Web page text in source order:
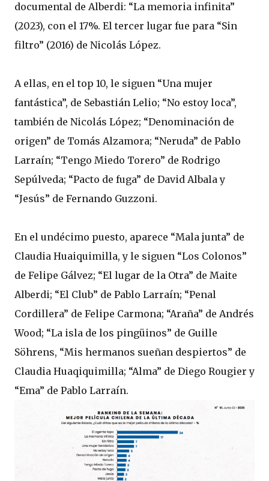
documental de Alberdi: “La memoria infinita”
(2023), con el 17%. El tercer lugar fue para “Sin
filtro” (2016) de Nicolás López.
A ellas, en el top 10, le siguen “Una mujer
fantástica”, de Sebastián Lelio; “No estoy loca”,
también de Nicolás López; “Denominación de
origen” de Tomás Alzamora; “Neruda” de Pablo
Larraín; “Tengo Miedo Torero” de Rodrigo
Sepúlveda; “Pacto de fuga” de David Albala y
“Jesús” de Fernando Guzzoni.
En el undécimo puesto, aparece “Mala junta” de
Claudia Huaiquimilla, y le siguen “Los Colonos”
de Felipe Gálvez; “El lugar de la Otra” de Maite
Alberdi; “El Club” de Pablo Larraín; “Penal
Cordillera” de Felipe Carmona; “Araña” de Andrés
Wood; “La isla de los pingüinos” de Guille
Söhrens, “Mis hermanos sueñan despiertos” de
Claudia Huaqiquimilla; “Alma” de Diego Rougier y
“Ema” de Pablo Larraín.